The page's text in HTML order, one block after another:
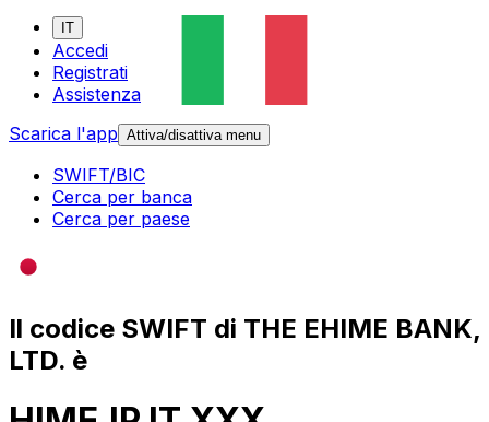
IT
Accedi
Registrati
Assistenza
Scarica l'app Attiva/disattiva menu
SWIFT/BIC
Cerca per banca
Cerca per paese
Il codice SWIFT di THE EHIME BANK,
LTD. è